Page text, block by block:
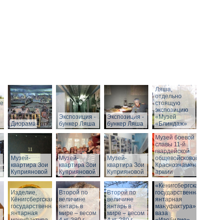
Диорама
Экспозиция -
бункер Ляша
Экспозиция -
бункер Ляша
Ляша,
отдельно
стоящую
экспозицию
«Музей
«Блиндаж»
Музей-
квартира Зои
Куприяновой
Музей-
квартира Зои
Куприяновой
Музей-
квартира Зои
Куприяновой
Музей боевой
славы 11-й
гвардейской
общевойсковой
Краснознаменной
армии
Изделие,
Кёнигсбергская
государственная
янтарная
Второй по
величине
янтарь в
мире – весом
Второй по
величине
янтарь в
мире – весом
«Кёнигсбергская
государственная
янтарная
мануфактура» -
ваза
Историческое
здание музея
-
Штадтхалле.